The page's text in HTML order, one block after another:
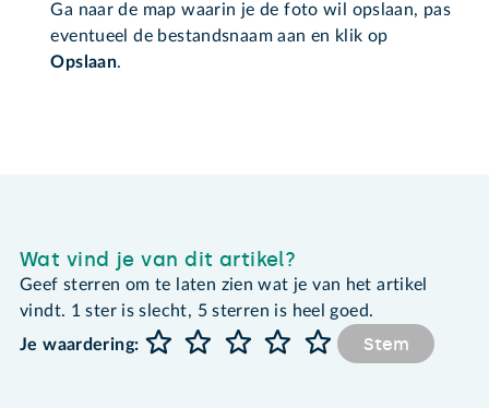
Ga naar de map waarin je de foto wil opslaan, pas
eventueel de bestandsnaam aan en klik op
Opslaan.
Wat vind je van dit artikel?
Geef sterren om te laten zien wat je van het artikel
vindt. 1 ster is slecht, 5 sterren is heel goed.
Je waardering:
Stem